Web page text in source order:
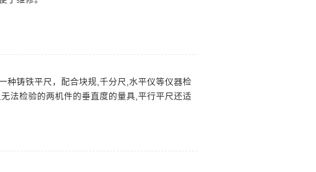
种铸铁平尺，配合块规,千分尺,水平仪等仪器检
法检验的两机件的垂直度的量具,平行平尺还适